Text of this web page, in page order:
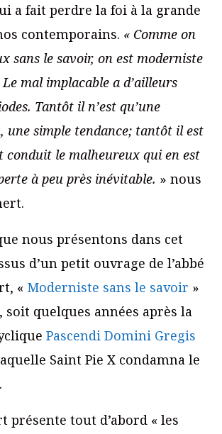
a fait perdre la foi à la grande
contemporains. « Comme on
sans le savoir, on est moderniste
mal implacable a d’ailleurs
Tantôt il n’est qu’une
une simple tendance; tantôt il est
conduit le malheureux qui en est
à peu près inévitable. » nous
nous présentons dans cet
d’un petit ouvrage de l’abbé
« Moderniste sans le savoir »
soit quelques années après la
Pascendi Domini Gregis
Saint Pie X condamna le
présente tout d’abord « les